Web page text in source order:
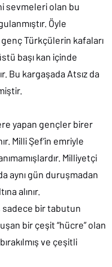
sevmeleri olan bu
Öyle
genç Türkçülerin kafaları
başı kan içinde
Bu kargaşada Atsız da
yapan gençler birer
Milli Şef’in emriyle
Milliyetçi
aynı gün duruşmadan
alınır.
sadece bir tabutun
bir çeşit “hücre” olan
ve çeşitli